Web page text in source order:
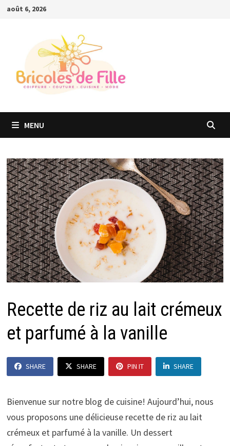
Passer
août 6, 2026
MENU
Recette de riz au lait crémeux
et parfumé à la vanille
SHARE SHARE PIN IT SHARE
Bienvenue sur notre blog de cuisine! Aujourd’hui, nous
vous proposons une délicieuse recette de riz au lait
crémeux et parfumé à la vanille. Un dessert